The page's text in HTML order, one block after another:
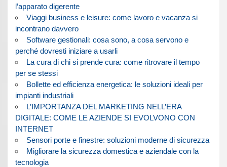
l’apparato digerente
Viaggi business e leisure: come lavoro e vacanza si
incontrano davvero
Software gestionali: cosa sono, a cosa servono e
perché dovresti iniziare a usarli
La cura di chi si prende cura: come ritrovare il tempo
per se stessi
Bollette ed efficienza energetica: le soluzioni ideali per
impianti industriali
L’IMPORTANZA DEL MARKETING NELL’ERA
DIGITALE: COME LE AZIENDE SI EVOLVONO CON
INTERNET
Sensori porte e finestre: soluzioni moderne di sicurezza
Migliorare la sicurezza domestica e aziendale con la
tecnologia